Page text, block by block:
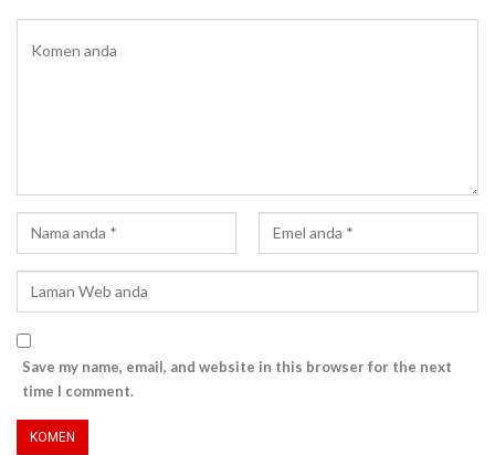
Save my name, email, and website in this browser for the next
time I comment.